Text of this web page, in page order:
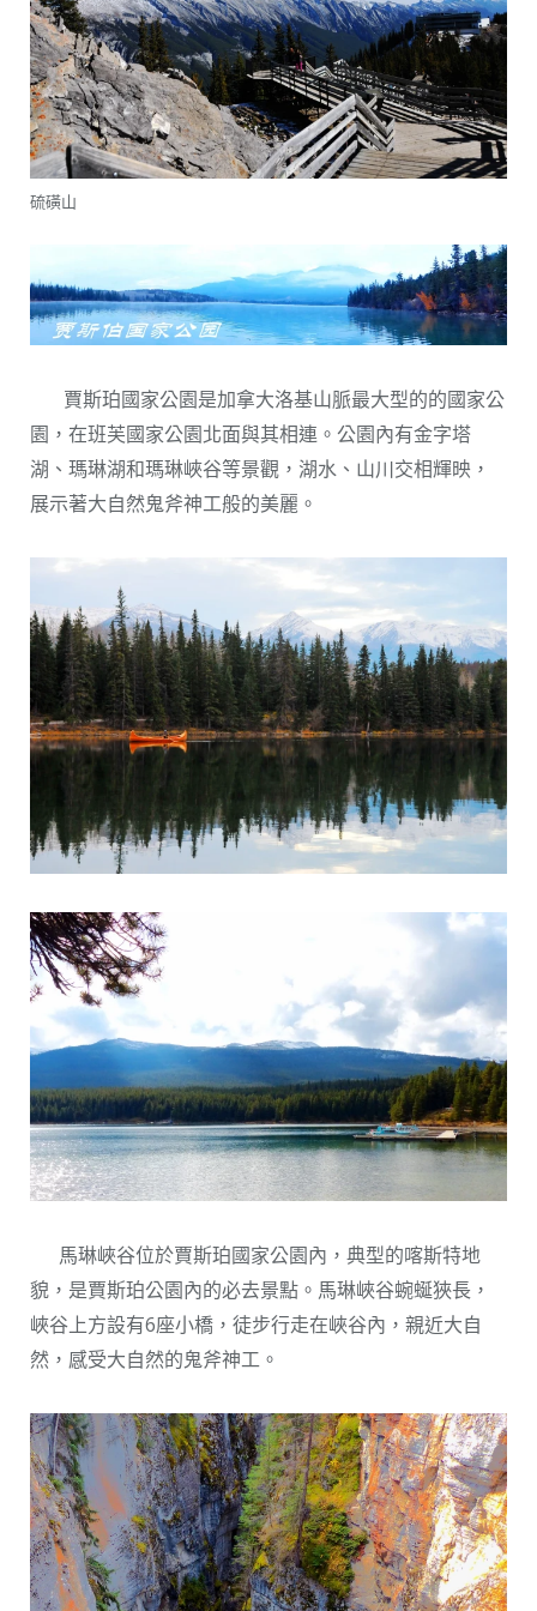
硫磺山
賈斯珀國家公園是加拿大洛基山脈最大型的的國家公
園，在班芙國家公園北面與其相連。公園內有金字塔
湖、瑪琳湖和瑪琳峽谷等景觀，湖水、山川交相輝映，
展示著大自然鬼斧神工般的美麗。
馬琳峽谷位於賈斯珀國家公園內，典型的喀斯特地
貌，是賈斯珀公園內的必去景點。馬琳峽谷蜿蜒狹長，
峽谷上方設有6座小橋，徒步行走在峽谷內，親近大自
然，感受大自然的鬼斧神工。